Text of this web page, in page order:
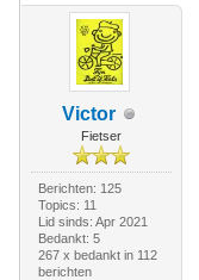
Victor
Fietser
Berichten: 125
Topics: 11
Lid sinds: Apr 2021
Bedankt: 5
267 x bedankt in 112
berichten